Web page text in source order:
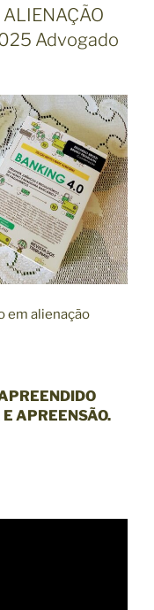
ALIENAÇÃO
Advogado
em alienação
APREENSÃO.